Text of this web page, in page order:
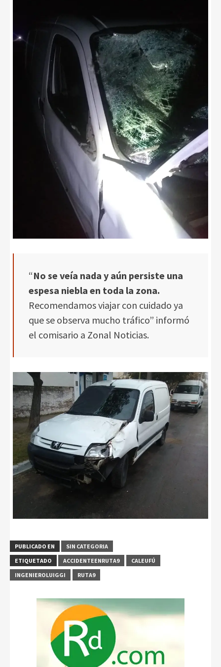
“No se veía nada y aún persiste una
espesa niebla en toda la zona.
Recomendamos viajar con cuidado ya
que se observa mucho tráfico” informó
el comisario a Zonal Noticias.
PUBLICADO EN
SIN CATEGORIA
ETIQUETADO
ACCIDENTEENRUTA9
CALEUFÚ
INGENIEROLUIGGI
RUTA9